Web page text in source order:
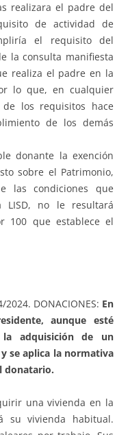
realizara el padre del
de actividad de
el requisito del
la consulta manifiesta
realiza el padre en la
lo que, en cualquier
los requisitos hace
de los demás
donante la exención
sobre el Patrimonio,
las condiciones que
no le resultará
100 que establece el
2024. DONACIONES: En
aunque esté
adquisición de un
se aplica la normativa
donatario.
una vivienda en la
su vivienda habitual.